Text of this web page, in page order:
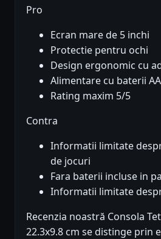
Pro
Ecran mare de 5 inchi
Protectie pentru ochi
Design ergonomic cu
Alimentare cu baterii AA
Rating maxim 5/5
Contra
Informatii limitate
de jocuri
Fara baterii incluse in
Informatii limitate
Recenzia noastră Consola
22.3x9.8 cm se distinge prin